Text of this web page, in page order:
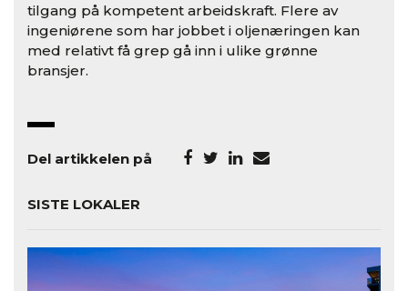
tilgang på kompetent arbeidskraft. Flere av
ingeniørene som har jobbet i oljenæringen kan
med relativt få grep gå inn i ulike grønne
bransjer.
Del artikkelen på
SISTE LOKALER